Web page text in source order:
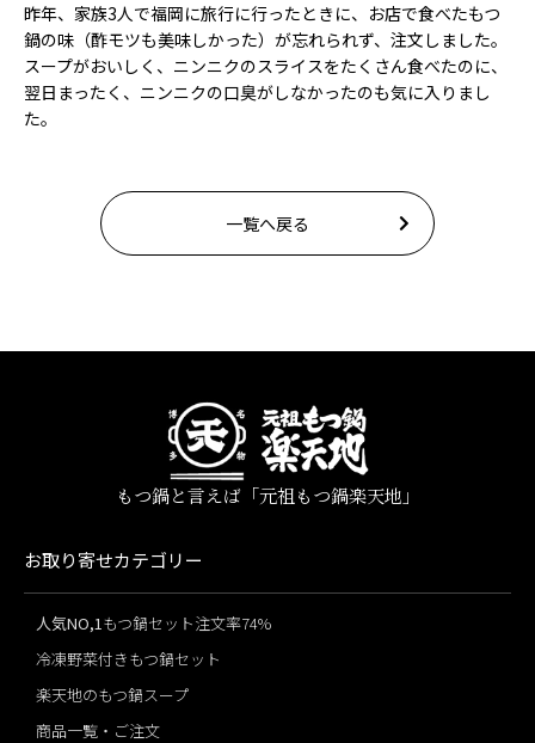
昨年、家族3人で福岡に旅行に行ったときに、お店で食べたもつ
鍋の味（酢モツも美味しかった）が忘れられず、注文しました。
スープがおいしく、ニンニクのスライスをたくさん食べたのに、
翌日まったく、ニンニクの口臭がしなかったのも気に入りまし
た。
一覧へ戻る
もつ鍋と言えば「元祖もつ鍋楽天地」
お取り寄せカテゴリー
人気NO,1もつ鍋セット注文率74%
冷凍野菜付きもつ鍋セット
楽天地のもつ鍋スープ
商品一覧・ご注文